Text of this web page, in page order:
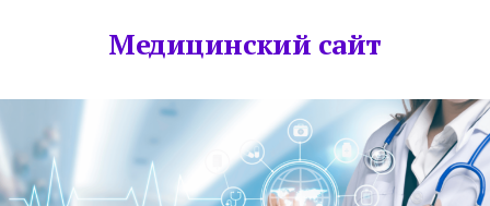
Медицинский сайт